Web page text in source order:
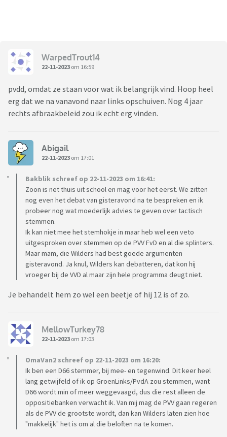
WarpedTrout14
22-11-2023 om 16:59
pvdd, omdat ze staan voor wat ik belangrijk vind. Hoop heel
erg dat we na vanavond naar links opschuiven. Nog 4 jaar
rechts afbraakbeleid zou ik echt erg vinden.
Abigail
22-11-2023 om 17:01
Bakblik schreef op 22-11-2023 om 16:41:
Zoon is net thuis uit school en mag voor het eerst. We zitten
nog even het debat van gisteravond na te bespreken en ik
probeer nog wat moederlijk advies te geven over tactisch
stemmen.
Ik kan niet mee het stemhokje in maar heb wel een veto
uitgesproken over stemmen op de PVV FvD en al die splinters.
Maar mam, die Wilders had best goede argumenten
gisteravond. Ja knul, Wilders kan debatteren, dat kon hij
vroeger bij de VVD al maar zijn hele programma deugt niet.
Je behandelt hem zo wel een beetje of hij 12 is of zo.
MellowTurkey78
22-11-2023 om 17:03
OmaVan2 schreef op 22-11-2023 om 16:20:
Ik ben een D66 stemmer, bij mee- en tegenwind. Dit keer heel
lang getwijfeld of ik op GroenLinks/PvdA zou stemmen, want
D66 wordt min of meer weggevaagd, dus die rest alleen de
oppositiebanken verwacht ik. Van mij mag de PVV gaan regeren
als de PVV de grootste wordt, dan kan Wilders laten zien hoe
"makkelijk" het is om al die beloften na te komen.